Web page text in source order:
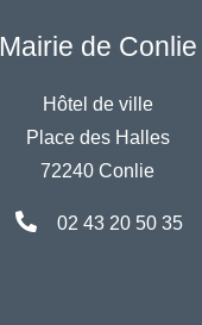
Mairie de Conlie
Hôtel de ville
Place des Halles
72240 Conlie
02 43 20 50 35